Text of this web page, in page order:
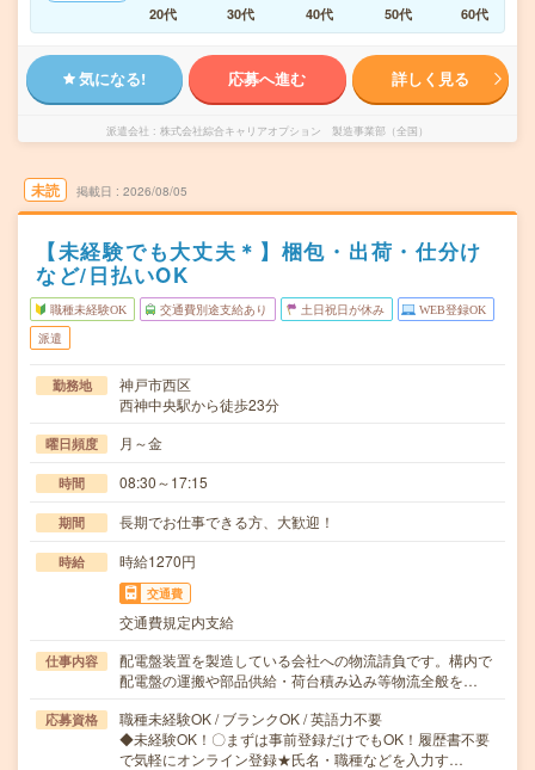
20代
30代 40代 50代 60代
気になる! 応募へ進む 詳しく見る
派遣会社 株式会社綜合キャリアオプション 製造事業部（全国）
未読 掲載日 2026/08/05
【未経験でも大丈夫＊】梱包・出荷・仕分け
など/日払いOK
職種未経験OK 交通費別途支給あり 土日祝日が休み WEB登録OK
派遣
勤務地
神戸市西区
西神中央駅から徒歩23分
曜日頻度 月～金
時間 08:30～17:15
期間 長期でお仕事できる方、大歓迎！
時給 時給1270円
交通費
交通費規定内支給
仕事内容
配電盤装置を製造している会社への物流請負です。構内で
配電盤の運搬や部品供給・荷台積み込み等物流全般を…
応募資格
職種未経験OK / ブランクOK / 英語力不要
◆未経験OK！〇まずは事前登録だけでもOK！履歴書不要
で気軽にオンライン登録★氏名・職種などを入力す…